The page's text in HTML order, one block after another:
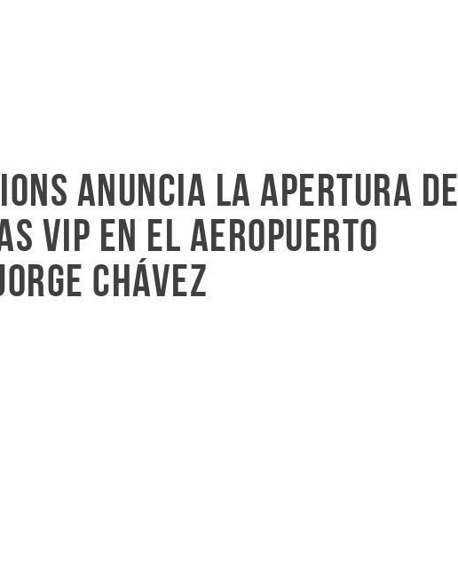
anuncia la apertura de
VIP en el Aeropuerto
Chávez